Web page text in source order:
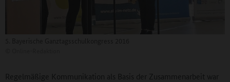
Regelmäßige Kommunikation als Basis der Zusammenarbeit war